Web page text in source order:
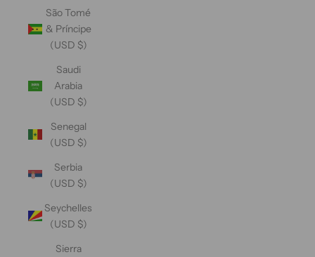
São Tomé
& Príncipe
(USD $)
Saudi
Arabia
(USD $)
Senegal
(USD $)
Serbia
(USD $)
Seychelles
(USD $)
Sierra